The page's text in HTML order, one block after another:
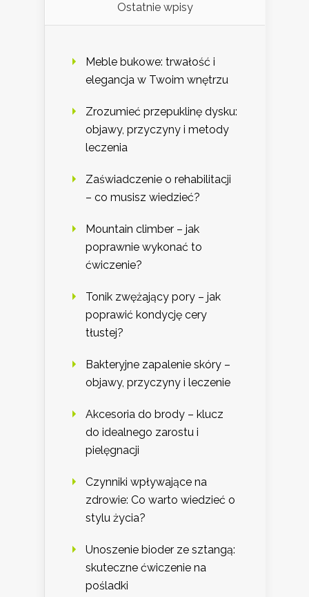
Ostatnie wpisy
Meble bukowe: trwałość i
elegancja w Twoim wnętrzu
Zrozumieć przepuklinę dysku:
objawy, przyczyny i metody
leczenia
Zaświadczenie o rehabilitacji
– co musisz wiedzieć?
Mountain climber – jak
poprawnie wykonać to
ćwiczenie?
Tonik zwężający pory – jak
poprawić kondycję cery
tłustej?
Bakteryjne zapalenie skóry –
objawy, przyczyny i leczenie
Akcesoria do brody – klucz
do idealnego zarostu i
pielęgnacji
Czynniki wpływające na
zdrowie: Co warto wiedzieć o
stylu życia?
Unoszenie bioder ze sztangą:
skuteczne ćwiczenie na
pośladki